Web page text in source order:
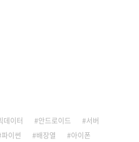
데이터 안드로이드
서버
파이썬 배장열
아이폰